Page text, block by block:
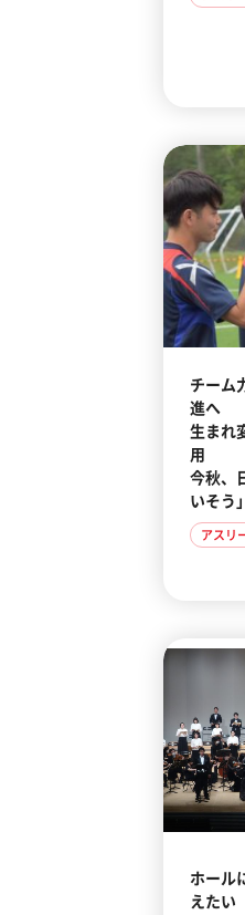
チーム
進へ
生まれ
用
今秋、
いそう
アスリ
ホール
えたい